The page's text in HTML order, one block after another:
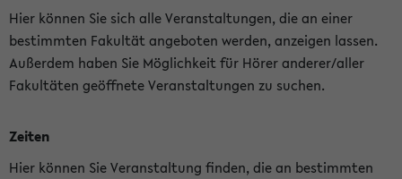
Hier können Sie sich alle Veranstaltungen, die an einer
bestimmten Fakultät angeboten werden, anzeigen lassen.
Außerdem haben Sie Möglichkeit für Hörer anderer/aller
Fakultäten geöffnete Veranstaltungen zu suchen.
Zeiten
Hier können Sie Veranstaltung finden, die an bestimmten